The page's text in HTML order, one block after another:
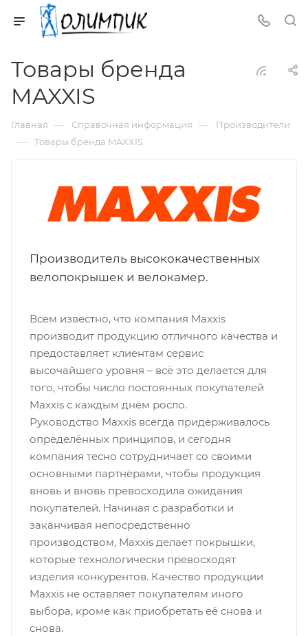
Товары бренда
MAXXIS
Главная — Справочная информация — Производители
— Товары бренда MAXXIS
Производитель высококачественных
велопокрышек и велокамер.
Всем известно, что компания Maxxis
производит продукцию отличного качества и
предоставляет клиентам сервис
высочайшего уровня – всё это делается для
того, чтобы число постоянных покупателей
Maxxis с каждым днём росло.
Руководство Maxxis всегда придерживалось
определённых принципов, и сегодня
компания тесно сотрудничает со своими
основными партнёрами, чтобы продукция
вновь и вновь превосходила ожидания
покупателей. Начиная с разработки и
заканчивая непосредственно
производством, Maxxis делает покрышки,
которые технологически превосходят
изделия конкурентов. Качество продукции
Maxxis не оставляет покупателям иного
выбора, кроме как приобретать её снова и
снова.